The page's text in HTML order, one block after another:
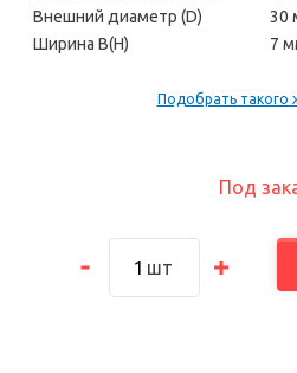
Под
шт
Внешний диаметр (D)
30
Ширина В(H)
7
Подобрать такого